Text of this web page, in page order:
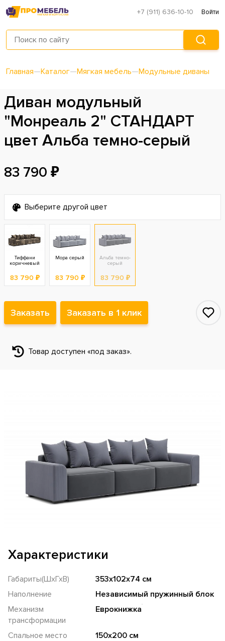
+7 (911) 636-10-10 Войти
Главная—Каталог—Мягкая мебель—Модульные диваны
Диван модульный
"Монреаль 2" СТАНДАРТ
цвет Альба темно-серый
83 790 ₽
Выберите другой цвет
Тиффани
коричневый
83 790 ₽
Мора серый
83 790 ₽
Альба темно-
серый
83 790 ₽
Заказать Заказать в 1 клик
Товар доступен «под заказ».
Характеристики
Габариты(ШхГхВ)
353х102х74 см
Наполнение
Независимый пружинный блок
Механизм
трансформации
Еврокнижка
Спальное место
150х200 см